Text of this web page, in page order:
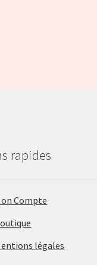
rapides
Compte
légales